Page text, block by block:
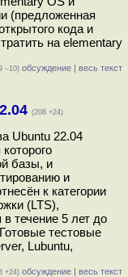
(предложенная
кода и
на elementary
–10) обсуждение | весь текст
(208 +24)
Ubuntu 22.04
базы, и
и
к категории
(LTS),
течение 5 лет до
тестовые
Lubuntu,
+24) обсуждение | весь текст